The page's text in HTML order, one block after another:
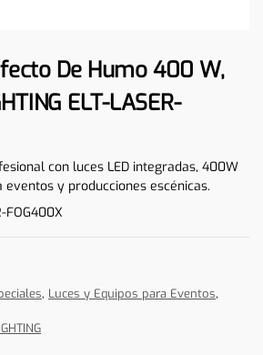
De Humo 400 W,
ELT-LASER-
con luces LED integradas, 400W
y producciones escénicas.
FOG400X
, Luces y Equipos para Eventos,